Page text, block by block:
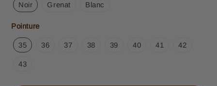
Noir Grenat Blanc
Pointure
35 36 37 38 39 40 41 42
43